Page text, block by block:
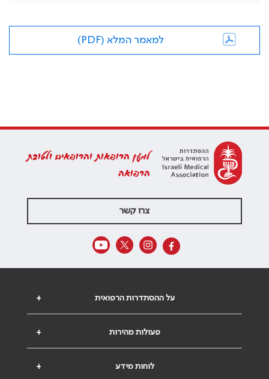
למאמר המלא (PDF)
למען הרופאות והרופאים ולטובת
הרפואה
צרו קשר
+ על ההסתדרות הרפואית
+ פעולות מהירות
+ לוחות מידע